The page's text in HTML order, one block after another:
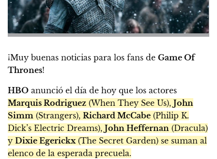
¡Muy buenas noticias para los fans de Game Of
Thrones!
HBO anunció el día de hoy que los actores
Marquis Rodriguez (When They See Us), John
Simm (Strangers), Richard McCabe (Philip K.
Dick’s Electric Dreams), John Heffernan (Dracula)
y Dixie Egerickx(The Secret Garden) se suman al
elenco de la esperada precuela.